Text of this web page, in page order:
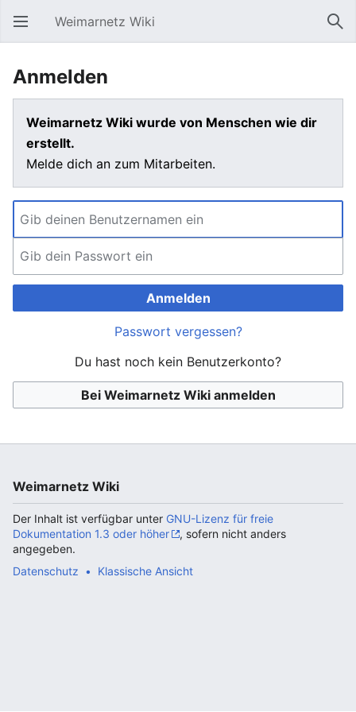
Hauptmenü öffnen Weimarnetz Wiki
Anmelden
Weimarnetz Wiki wurde von Menschen wie dir
erstellt.
Melde dich an zum Mitarbeiten.
Anmelden
Passwort vergessen?
Du hast noch kein Benutzerkonto?
Bei Weimarnetz Wiki anmelden
Weimarnetz Wiki
Der Inhalt ist verfügbar unter GNU-Lizenz für freie
Dokumentation 1.3 oder höher
, sofern nicht anders
angegeben.
Datenschutz
Klassische Ansicht